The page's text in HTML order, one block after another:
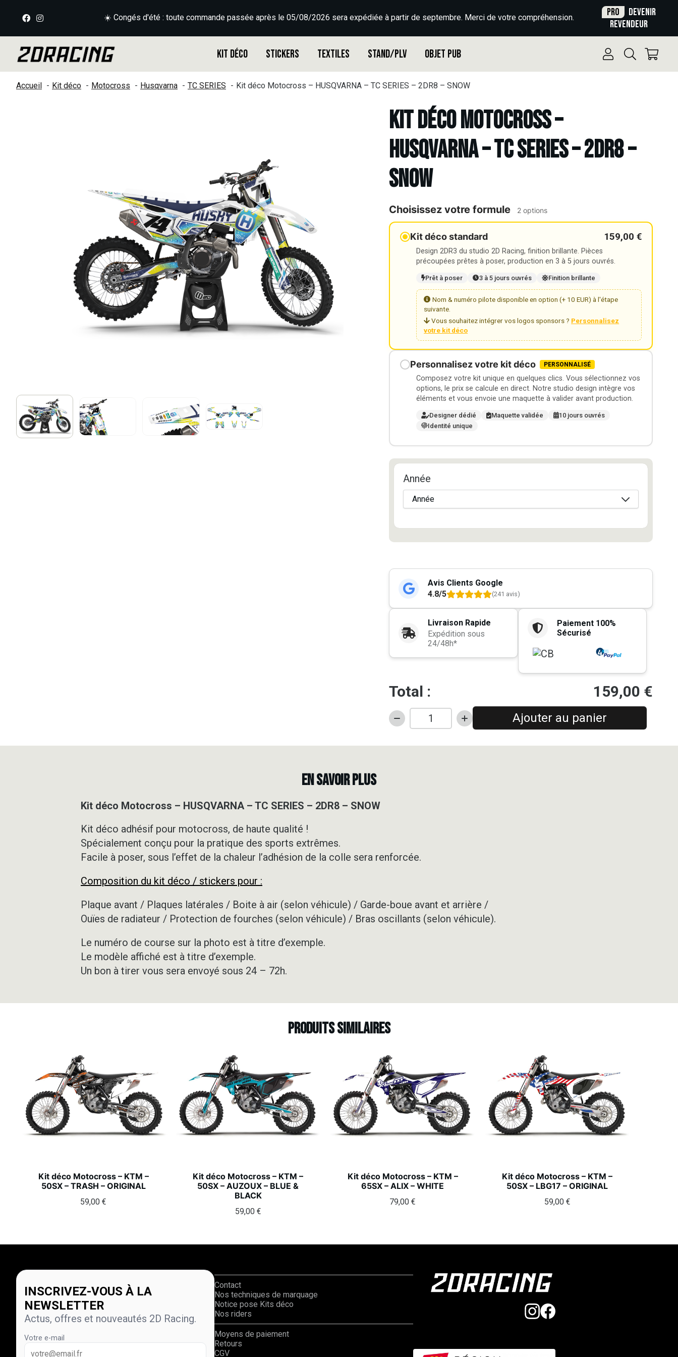
☀️ Congés d'été : toute commande passée après le 05/08/2026 sera expédiée à partir de septembre. Merci de votre compréhension. Pro
Devenir
revendeur
Kit déco Stickers Textiles Stand/PLV Objet Pub
Accueil Kit déco Motocross Husqvarna TC SERIES Kit déco Motocross – HUSQVARNA – TC SERIES – 2DR8 – SNOW
Kit déco Motocross –
HUSQVARNA – TC SERIES – 2DR8 –
SNOW
Choisissez votre formule 2 options
Kit déco standard 159,00 €
Design 2DR3 du studio 2D Racing, finition brillante. Pièces
précoupées prêtes à poser, production en 3 à 5 jours ouvrés.
Prêt à poser 3 à 5 jours ouvrés Finition brillante
Nom & numéro pilote disponible en option (+ 10 EUR) à l'étape
suivante.
Vous souhaitez intégrer vos logos sponsors ? Personnalisez
votre kit déco
Personnalisez votre kit déco PERSONNALISÉ
Composez votre kit unique en quelques clics. Vous sélectionnez vos
options, le prix se calcule en direct. Notre studio design intègre vos
éléments et vous envoie une maquette à valider avant production.
Designer dédié Maquette validée
10 jours ouvrés
Identité unique
Année
Avis Clients Google
4.8/5
(241 avis)
Livraison Rapide
Expédition sous
24/48h*
Paiement 100%
Sécurisé
Total : 159,00 €
quantité
Kit
2DR8
Ajouter au panier
EN SAVOIR PLUS
Kit déco Motocross – HUSQVARNA – TC SERIES – 2DR8 – SNOW
Kit déco adhésif pour motocross, de haute qualité !
Spécialement conçu pour la pratique des sports extrêmes.
Facile à poser, sous l’effet de la chaleur l’adhésion de la colle sera renforcée.
Composition du kit déco / stickers pour :
Plaque avant / Plaques latérales / Boite à air (selon véhicule) / Garde-boue avant et arrière /
Ouïes de radiateur / Protection de fourches (selon véhicule) / Bras oscillants (selon véhicule).
Le numéro de course sur la photo est à titre d’exemple.
Le modèle affiché est à titre d’exemple.
Un bon à tirer vous sera envoyé sous 24 – 72h.
Produits similaires
Kit déco Motocross – KTM –
50SX – TRASH – ORIGINAL
59,00€
Kit déco Motocross – KTM –
50SX – AUZOUX – BLUE &
BLACK
59,00 €
Kit déco Motocross – KTM –
65SX – ALIX – WHITE
79,00€
Kit déco Motocross – KTM –
50SX – LBG17 – ORIGINAL
59,00 €
INSCRIVEZ-VOUS À LA
NEWSLETTER
Actus, offres et nouveautés 2D Racing.
Votre e-mail
Contact
Nos techniques de marquage
Notice pose Kits déco
Nos riders
Moyens de paiement
Retours
CGV